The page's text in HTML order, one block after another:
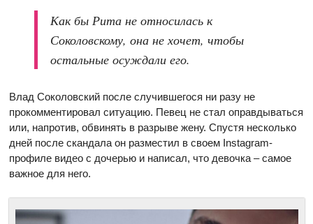
Как бы Рита не относилась к
Соколовскому, она не хочет, чтобы
остальные осуждали его.
Влад Соколовский после случившегося ни разу не
прокомментировал ситуацию. Певец не стал оправдываться
или, напротив, обвинять в разрыве жену. Спустя несколько
дней после скандала он разместил в своем Instagram-
профиле видео с дочерью и написал, что девочка – самое
важное для него.